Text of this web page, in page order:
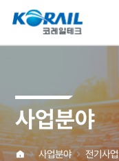
사업분야
사업분야 전기사업